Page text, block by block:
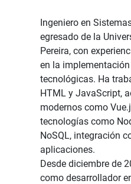
Ingeniero en
egresado de la
Pereira, con
en la
tecnológicas. Ha
HTML y JavaScript,
modernos como
tecnologías como
NoSQL, integración
aplicaciones.
Desde diciembre de
como desarrollador